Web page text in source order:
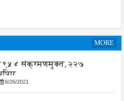
MORE
९५४ संक्रमणमुक्त, २२७
6/26/2021